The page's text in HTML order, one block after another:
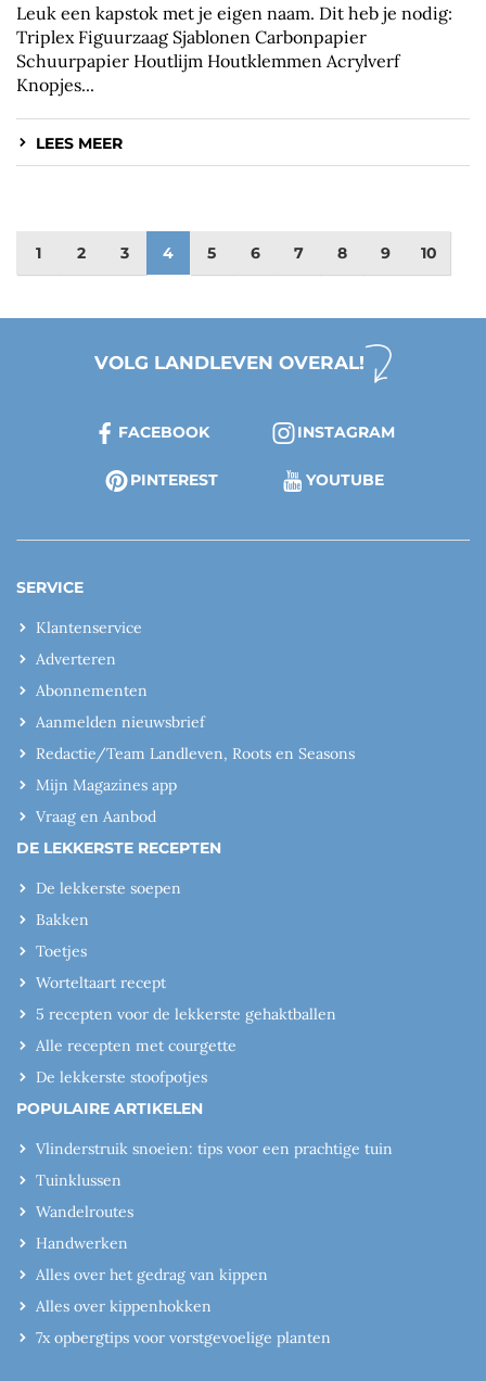
Leuk een kapstok met je eigen naam. Dit heb je nodig:
Triplex Figuurzaag Sjablonen Carbonpapier
Schuurpapier Houtlijm Houtklemmen Acrylverf
Knopjes...
LEES MEER
1 2 3 4 5 6 7 8 9 10
VOLG LANDLEVEN OVERAL!
FACEBOOK INSTAGRAM
PINTEREST YOUTUBE
SERVICE
Klantenservice
Adverteren
Abonnementen
Aanmelden nieuwsbrief
Redactie/Team Landleven, Roots en Seasons
Mijn Magazines app
Vraag en Aanbod
DE LEKKERSTE RECEPTEN
De lekkerste soepen
Bakken
Toetjes
Worteltaart recept
5 recepten voor de lekkerste gehaktballen
Alle recepten met courgette
De lekkerste stoofpotjes
POPULAIRE ARTIKELEN
Vlinderstruik snoeien: tips voor een prachtige tuin
Tuinklussen
Wandelroutes
Handwerken
Alles over het gedrag van kippen
Alles over kippenhokken
7x opbergtips voor vorstgevoelige planten